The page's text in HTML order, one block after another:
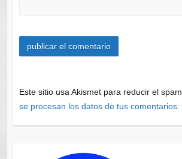
Este sitio usa Akismet para reducir el spam.
se procesan los datos de tus comentarios.